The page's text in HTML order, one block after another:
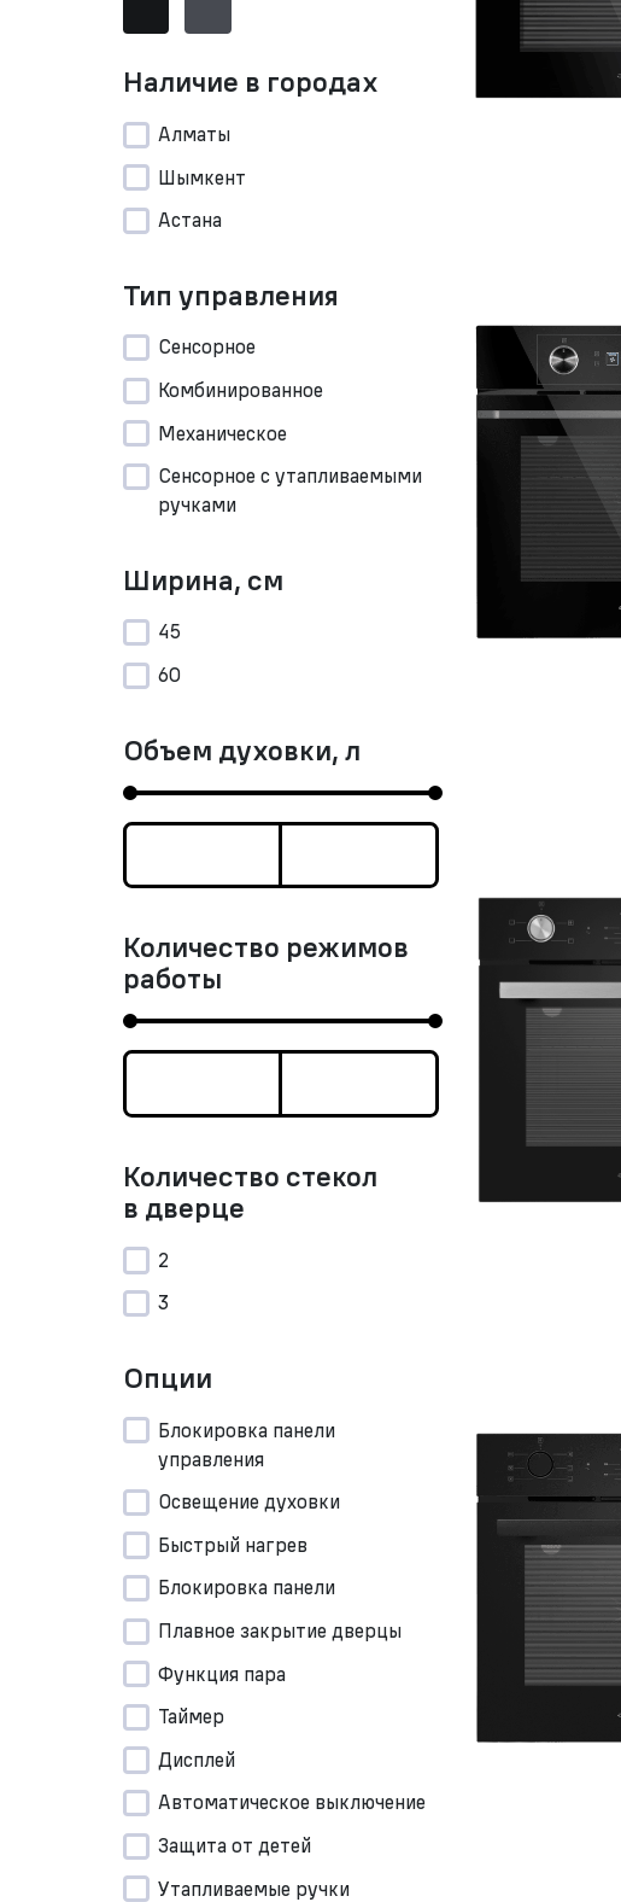
Наличие в городах
Алматы
Шымкент
Астана
Тип управления
Сенсорное
Комбинированное
Механическое
Сенсорное с утапливаемыми
ручками
Ширина, см
45
60
Объем духовки, л
Количество режимов
работы
Количество стекол
в дверце
2
3
Опции
Блокировка панели
управления
Освещение духовки
Быстрый нагрев
Блокировка панели
Плавное закрытие дверцы
Функция пара
Таймер
Дисплей
Автоматическое выключение
Защита от детей
Утапливаемые ручки